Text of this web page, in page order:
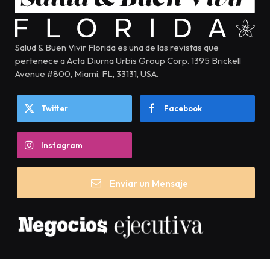
Salud & Buen Vivir Florida es una de las revistas que
pertenece a Acta Diurna Urbis Group Corp. 1395 Brickell
Avenue #800, Miami, FL, 33131, USA.
Twitter Facebook
Instagram
Enviar un Mensaje